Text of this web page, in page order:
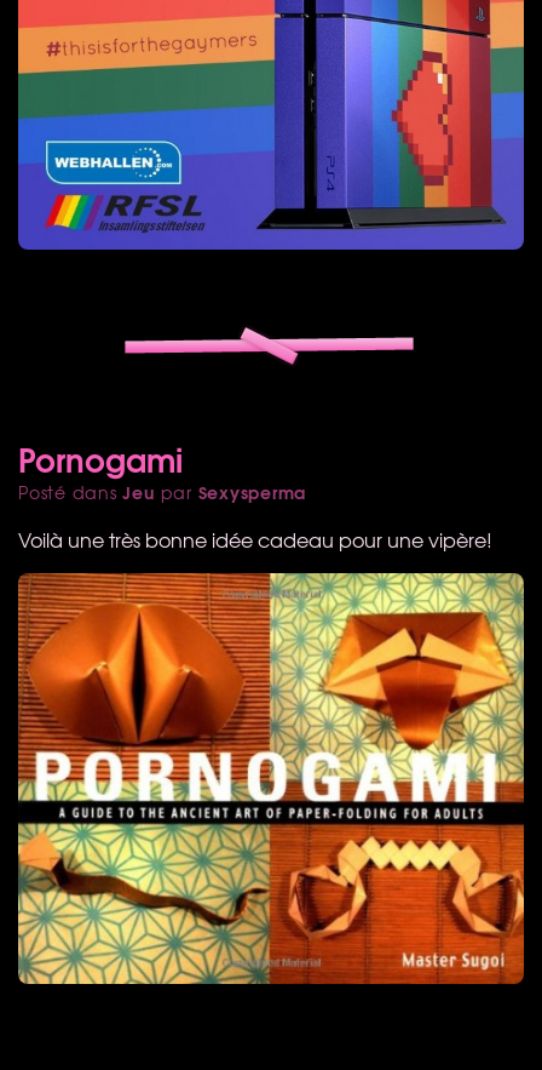
Pornogami
Posté dansJeu par Sexysperma
Voilà une très bonne idée cadeau pour une vipère!